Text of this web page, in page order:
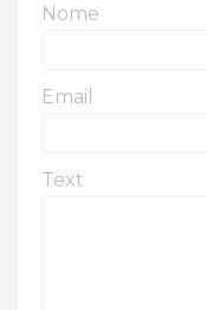
Nome
Email
Text